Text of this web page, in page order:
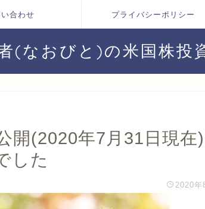
合わせ プライバシーポリシー
(なおびと)の米国株投
開(2020年7月31日現在)
した
2020年